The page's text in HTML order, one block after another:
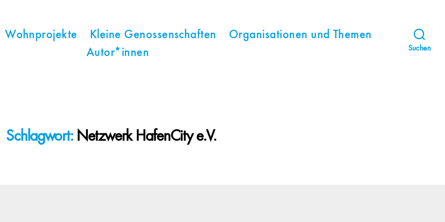
Wohnprojekte Kleine Genossenschaften
Organisationen und Themen
Autor*innen
Suchen
Schlagwort: Netzwerk HafenCity e.V.